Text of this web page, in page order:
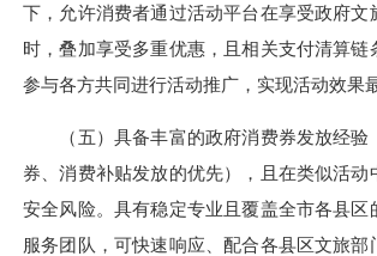
下，允许消费者通过活动平台在享受政府文
时，叠加享受多重优惠，且相关支付清算链
参与各方共同进行活动推广，实现活动效果
（五）具备丰富的政府消费券发放经验
券、消费补贴发放的优先），且在类似活动
安全风险。具有稳定专业且覆盖全市各县区
服务团队，可快速响应、配合各县区文旅部